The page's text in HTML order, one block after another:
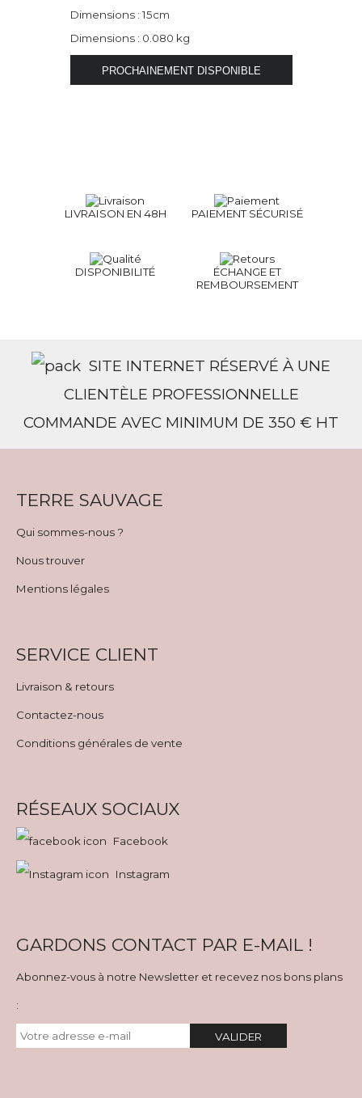
Dimensions : 15cm
Dimensions : 0.080 kg
LIVRAISON EN 48H PAIEMENT SÉCURISÉ
DISPONIBILITÉ
ÉCHANGE ET
REMBOURSEMENT
SITE INTERNET RÉSERVÉ À UNE
CLIENTÈLE PROFESSIONNELLE
COMMANDE AVEC MINIMUM DE 350 € HT
TERRE SAUVAGE
Qui sommes-nous ?
Nous trouver
Mentions légales
SERVICE CLIENT
Livraison & retours
Contactez-nous
Conditions générales de vente
RÉSEAUX SOCIAUX
Facebook
Instagram
GARDONS CONTACT PAR E-MAIL !
Abonnez-vous à notre Newsletter et recevez nos bons plans
:
VALIDER